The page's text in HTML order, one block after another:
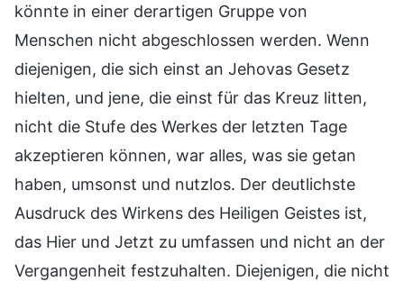
könnte in einer derartigen Gruppe von
Menschen nicht abgeschlossen werden. Wenn
diejenigen, die sich einst an Jehovas Gesetz
hielten, und jene, die einst für das Kreuz litten,
nicht die Stufe des Werkes der letzten Tage
akzeptieren können, war alles, was sie getan
haben, umsonst und nutzlos. Der deutlichste
Ausdruck des Wirkens des Heiligen Geistes ist,
das Hier und Jetzt zu umfassen und nicht an der
Vergangenheit festzuhalten. Diejenigen, die nicht